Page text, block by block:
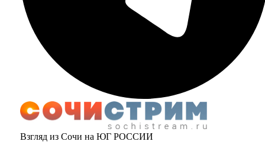
Взгляд из Сочи на ЮГ РОССИИ